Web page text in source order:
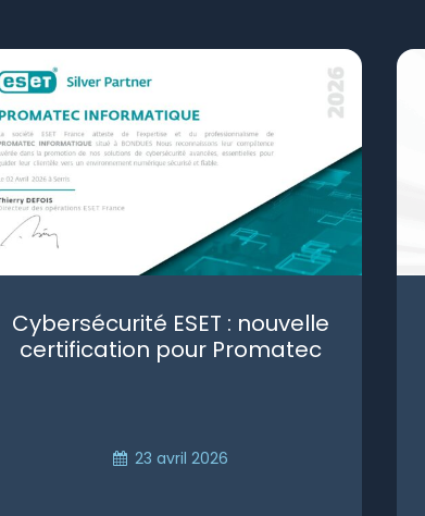
Cybersécurité ESET : nouvelle
certification pour Promatec
23 avril 2026